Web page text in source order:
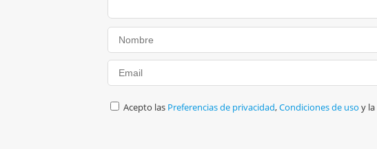
Acepto las Preferencias de privacidad,Condiciones de uso y la